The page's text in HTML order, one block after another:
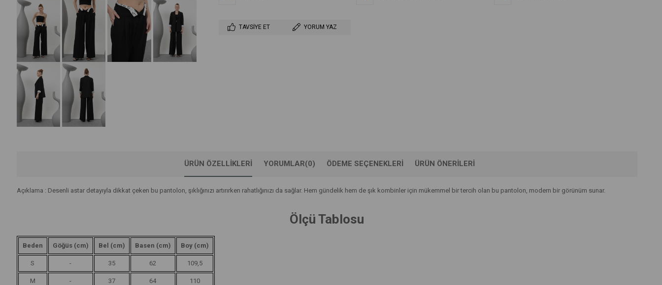
TAVSIYE ET YORUM YAZ
ÜRÜN ÖZELLIKLERI YORUMLAR(0) ÖDEME SEÇENEKLERI ÜRÜN ÖNERILERI
Açıklama : Desenli astar detayıyla dikkat çeken bu pantolon, şıklığınızı artırırken rahatlığınızı da sağlar. Hem gündelik hem de şık kombinler için mükemmel bir tercih olan bu pantolon, modern bir görünüm sunar.
Ölçü Tablosu
Beden Göğüs (cm) Bel (cm) Basen (cm) Boy (cm)
S - 35 62 109,5
M - 37 64 110